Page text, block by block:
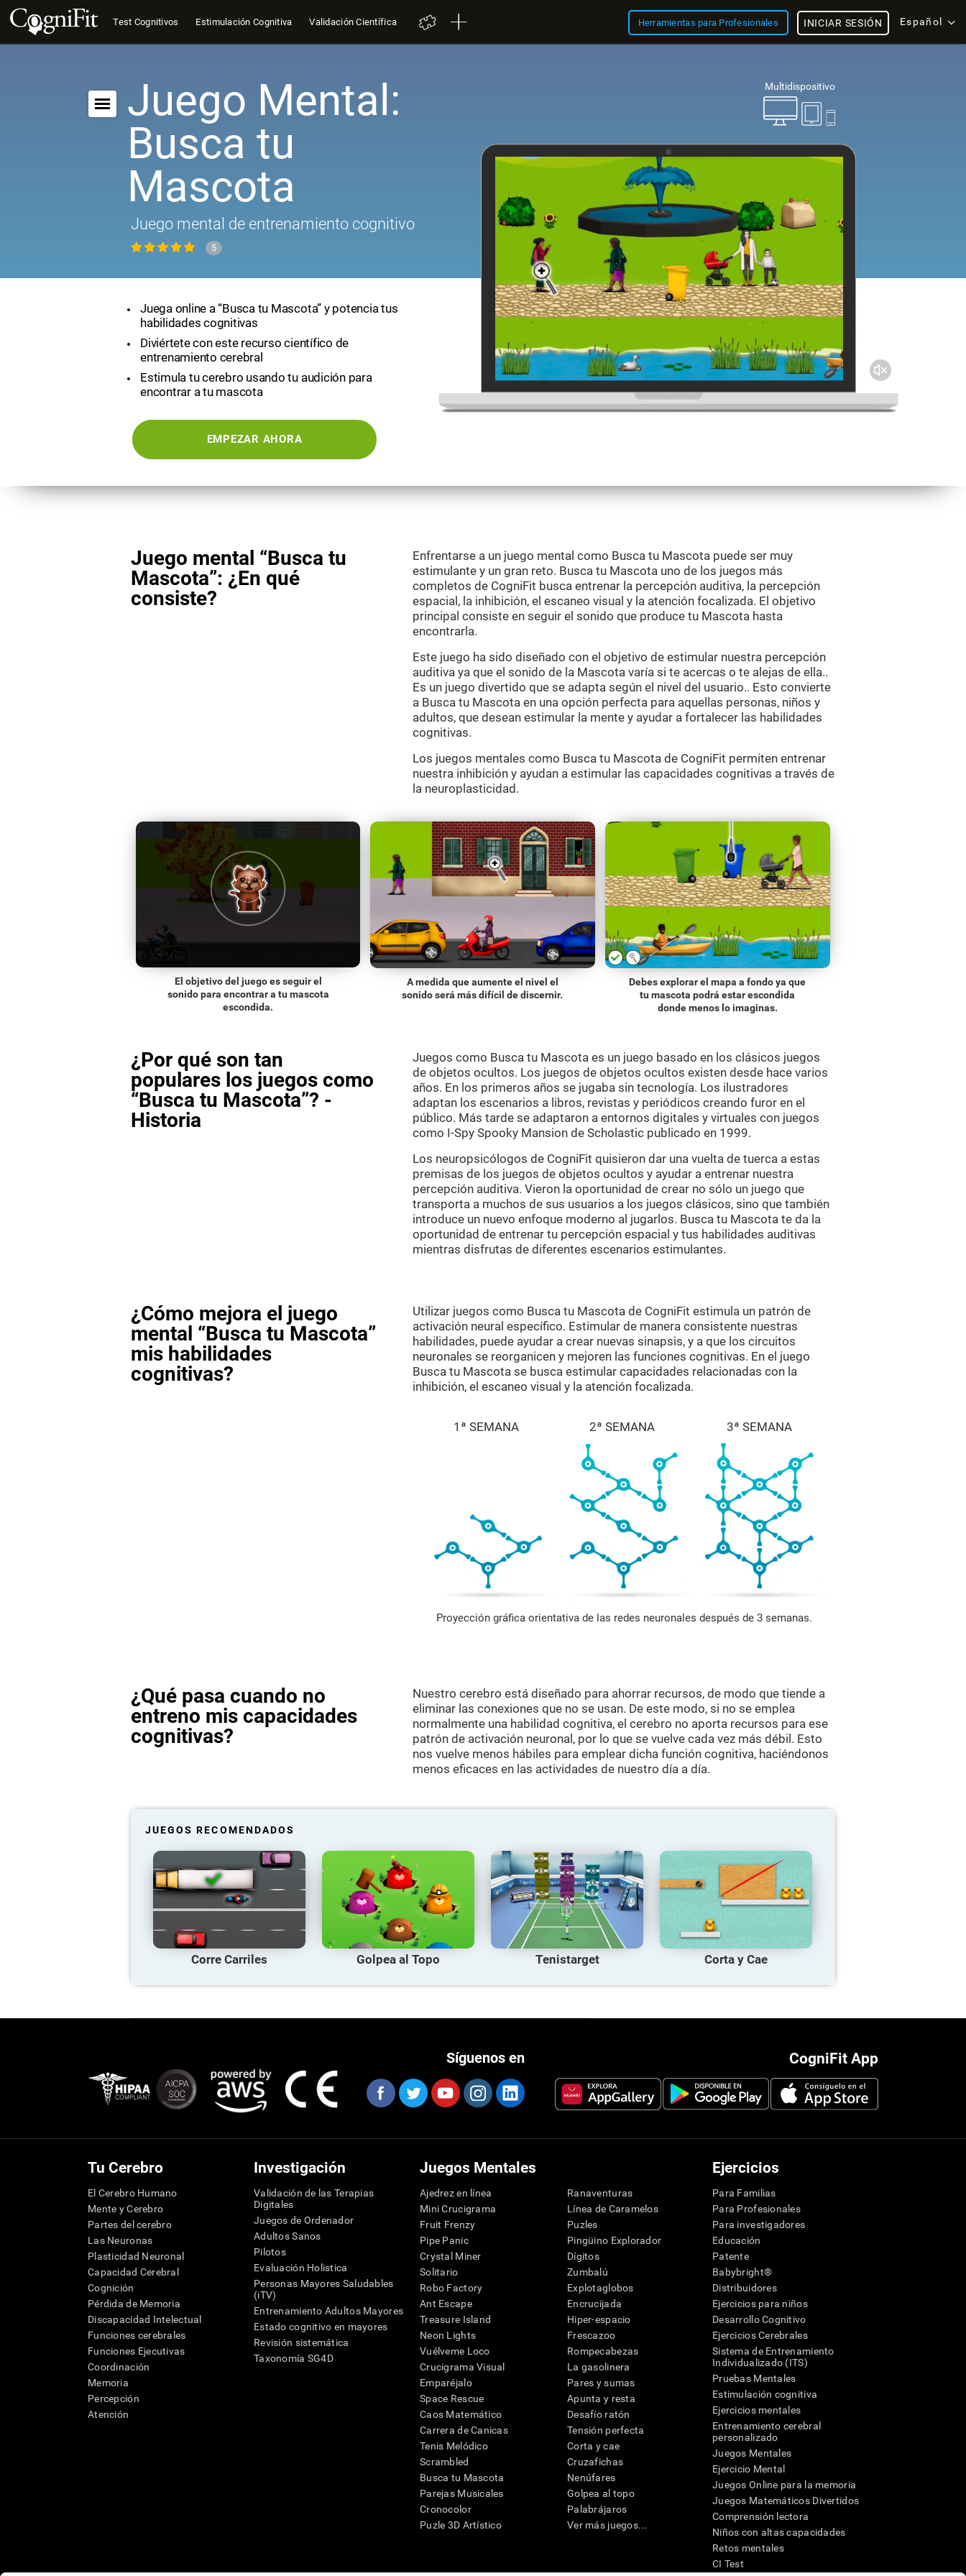
Test Cognitivos Estimulación Cognitiva Validación Científica Herramientas para Profesionales Español
INICIAR SESIÓN
Multidispositivo
Juego Mental:
Busca tu
Mascota
Juego mental de entrenamiento cognitivo
5
Juega online a “Busca tu Mascota” y potencia tus
habilidades cognitivas
Diviértete con este recurso científico de
entrenamiento cerebral
Estimula tu cerebro usando tu audición para
encontrar a tu mascota
EMPEZAR AHORA
Juego mental “Busca tu
Mascota”: ¿En qué
consiste?
Enfrentarse a un juego mental como Busca tu Mascota puede ser muy
estimulante y un gran reto. Busca tu Mascota uno de los juegos más
completos de CogniFit busca entrenar la percepción auditiva, la percepción
espacial, la inhibición, el escaneo visual y la atención focalizada. El objetivo
principal consiste en seguir el sonido que produce tu Mascota hasta
encontrarla.
Este juego ha sido diseñado con el objetivo de estimular nuestra percepción
auditiva ya que el sonido de la Mascota varía si te acercas o te alejas de ella..
Es un juego divertido que se adapta según el nivel del usuario.. Esto convierte
a Busca tu Mascota en una opción perfecta para aquellas personas, niños y
adultos, que desean estimular la mente y ayudar a fortalecer las habilidades
cognitivas.
Los juegos mentales como Busca tu Mascota de CogniFit permiten entrenar
nuestra inhibición y ayudan a estimular las capacidades cognitivas a través de
la neuroplasticidad.
El objetivo del juego es seguir el
sonido para encontrar a tu mascota
escondida.
A medida que aumente el nivel el
sonido será más difícil de discernir.
Debes explorar el mapa a fondo ya que
tu mascota podrá estar escondida
donde menos lo imaginas.
¿Por qué son tan
populares los juegos como
“Busca tu Mascota”? -
Historia
Juegos como Busca tu Mascota es un juego basado en los clásicos juegos
de objetos ocultos. Los juegos de objetos ocultos existen desde hace varios
años. En los primeros años se jugaba sin tecnología. Los ilustradores
adaptan los escenarios a libros, revistas y periódicos creando furor en el
público. Más tarde se adaptaron a entornos digitales y virtuales con juegos
como I-Spy Spooky Mansion de Scholastic publicado en 1999.
Los neuropsicólogos de CogniFit quisieron dar una vuelta de tuerca a estas
premisas de los juegos de objetos ocultos y ayudar a entrenar nuestra
percepción auditiva. Vieron la oportunidad de crear no sólo un juego que
transporta a muchos de sus usuarios a los juegos clásicos, sino que también
introduce un nuevo enfoque moderno al jugarlos. Busca tu Mascota te da la
oportunidad de entrenar tu percepción espacial y tus habilidades auditivas
mientras disfrutas de diferentes escenarios estimulantes.
¿Cómo mejora el juego
mental “Busca tu Mascota”
mis habilidades
cognitivas?
Utilizar juegos como Busca tu Mascota de CogniFit estimula un patrón de
activación neural específico. Estimular de manera consistente nuestras
habilidades, puede ayudar a crear nuevas sinapsis, y a que los circuitos
neuronales se reorganicen y mejoren las funciones cognitivas. En el juego
Busca tu Mascota se busca estimular capacidades relacionadas con la
inhibición, el escaneo visual y la atención focalizada.
1ª SEMANA 2ª SEMANA 3ª SEMANA
Proyección gráfica orientativa de las redes neuronales después de 3 semanas.
¿Qué pasa cuando no
entreno mis capacidades
cognitivas?
Nuestro cerebro está diseñado para ahorrar recursos, de modo que tiende a
eliminar las conexiones que no se usan. De este modo, si no se emplea
normalmente una habilidad cognitiva, el cerebro no aporta recursos para ese
patrón de activación neuronal, por lo que se vuelve cada vez más débil. Esto
nos vuelve menos hábiles para emplear dicha función cognitiva, haciéndonos
menos eficaces en las actividades de nuestro día a día.
JUEGOS RECOMENDADOS
Corre Carriles Golpea al Topo Tenistarget Corta y Cae
CogniFit App
Síguenos en
Tu Cerebro
El Cerebro Humano
Mente y Cerebro
Partes del cerebro
Las Neuronas
Plasticidad Neuronal
Capacidad Cerebral
Cognición
Pérdida de Memoria
Discapacidad Intelectual
Funciones cerebrales
Funciones Ejecutivas
Coordinación
Memoria
Percepción
Atención
Investigación
Validación de las Terapias
Digitales
Juegos de Ordenador
Adultos Sanos
Pilotos
Evaluación Holistica
Personas Mayores Saludables
(iTV)
Entrenamiento Adultos Mayores
Estado cognitivo en mayores
Revisión sistemática
Taxonomía SG4D
Juegos Mentales
Ajedrez en línea
Mini Crucigrama
Fruit Frenzy
Pipe Panic
Crystal Miner
Solitario
Robo Factory
Ant Escape
Treasure Island
Neon Lights
Vuélveme Loco
Crucigrama Visual
Emparéjalo
Space Rescue
Caos Matemático
Carrera de Canicas
Tenis Melódico
Scrambled
Busca tu Mascota
Parejas Musicales
Cronocolor
Puzle 3D Artístico
Ranaventuras
Línea de Caramelos
Puzles
Pingüino Explorador
Dígitos
Zumbalú
Explotaglobos
Encrucijada
Hiper-espacio
Frescazoo
Rompecabezas
La gasolinera
Pares y sumas
Apunta y resta
Desafío ratón
Tensión perfecta
Corta y cae
Cruzafichas
Nenúfares
Golpea al topo
Palabrájaros
Ver más juegos...
Ejercicios
Para Familias
Para Profesionales
Para investigadores
Educación
Patente
Babybright®
Distribuidores
Ejercicios para niños
Desarrollo Cognitivo
Ejercicios Cerebrales
Sistema de Entrenamiento
Individualizado (ITS)
Pruebas Mentales
Estimulación cognitiva
Ejercicios mentales
Entrenamiento cerebral
personalizado
Juegos Mentales
Ejercicio Mental
Juegos Online para la memoria
Juegos Matemáticos Divertidos
Comprensión lectora
Niños con altas capacidades
Retos mentales
CI Test